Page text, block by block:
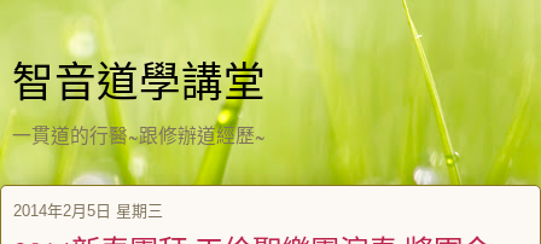
智音道學講堂
一貫道的行醫~跟修辦道經歷~
2014年2月5日 星期三